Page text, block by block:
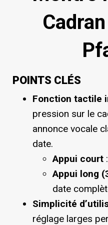
POINTS CLÉS
Fonction tactile
pression sur le
annonce vocale
date.
Appui court
Appui long
date
Simplicité
réglage larges